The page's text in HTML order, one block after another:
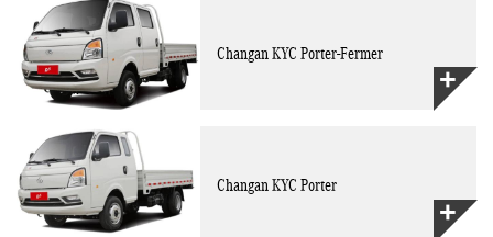
Changan KYC Porter-Fermer
Changan KYC Porter